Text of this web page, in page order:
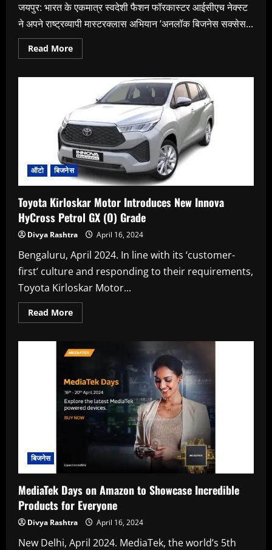
जयपुर: भारत के एकमात्र स्वदेशी फैशन फॉरकास्टर आईसीएच नेक्स्ट
ने अपने राष्ट्रव्यापी मास्टरक्लास अभियान ‘अनलॉक बिजनेस सक्सेस...
Read MoreRead
more
इन-
डेप्थ’
रिसर्च
में
दी
फैशन
की
जानकारी
ऑटो बिजनेस
Toyota Kirloskar Motor Introduces New Innova
HyCross Petrol GX (O) Grade
Divya Rashtra April 16, 2024
Bengaluru, April 2024. In line with its ‘customer-
first’ culture and responding to their requirements,
Toyota Kirloskar Motor...
Read MoreRead
more
Kirloskar
Motor
Innova
HyCross
Petrol
GX
(O)
Grade
बिजनेस
MediaTek Days on Amazon to Showcase Incredible
Products for Everyone
Divya Rashtra April 16, 2024
New Delhi, April 2024. MediaTek, the world’s 5th